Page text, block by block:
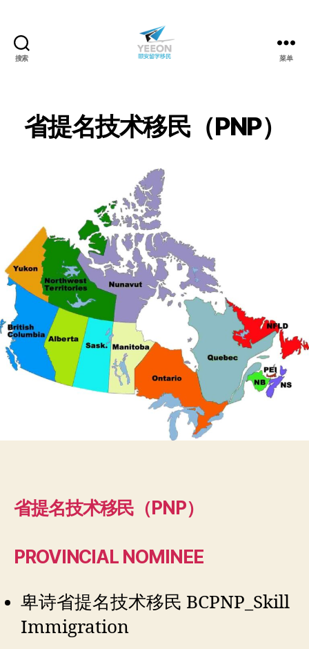
搜索
学
移
菜单
省提名技术移民（PNP）
省提名技术移民（PNP）
PROVINCIAL NOMINEE
卑诗省提名技术移民 BCPNP_Skill
Immigration